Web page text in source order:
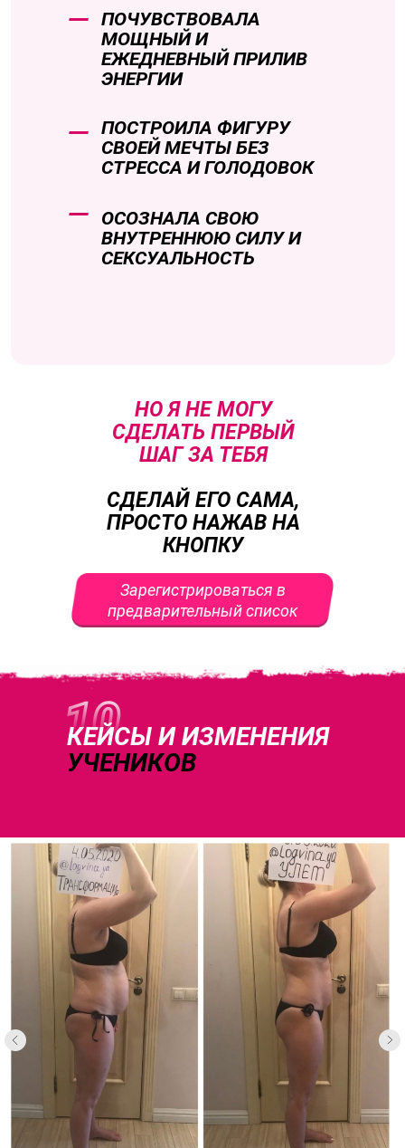
ПОСТРОИЛА ФИГУРУ
СВОЕЙ МЕЧТЫ БЕЗ
СТРЕССА И ГОЛОДОВОК
ПОЧУВСТВОВАЛА
МОЩНЫЙ И
ЕЖЕДНЕВНЫЙ ПРИЛИВ
ЭНЕРГИИ
ОСОЗНАЛА СВОЮ
ВНУТРЕННЮЮ СИЛУ И
СЕКСУАЛЬНОСТЬ
Зарегистрироваться в
предварительный список
НО Я НЕ МОГУ
СДЕЛАТЬ ПЕРВЫЙ
ШАГ ЗА ТЕБЯ
СДЕЛАЙ ЕГО САМА,
ПРОСТО НАЖАВ НА
КНОПКУ
КЕЙСЫ И ИЗМЕНЕНИЯ
УЧЕНИКОВ